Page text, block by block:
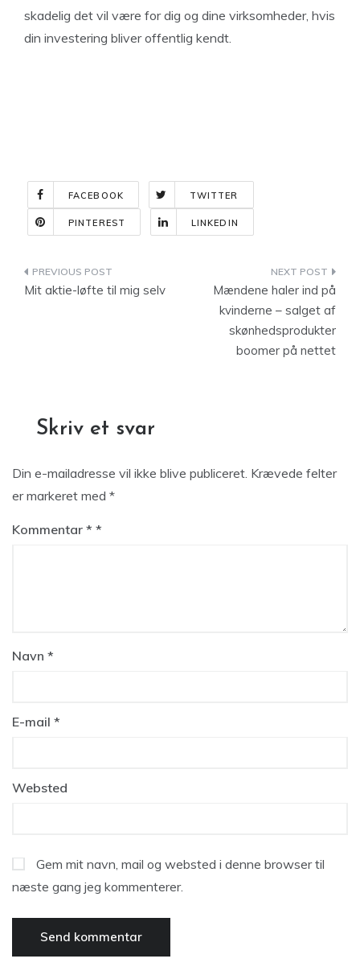
skadelig det vil være for dig og dine virksomheder, hvis
din investering bliver offentlig kendt.
FACEBOOK TWITTER
PINTEREST LINKEDIN
Indlægsnavigation
Mit aktie-løfte til mig selv
Mændene haler ind på
kvinderne – salget af
skønhedsprodukter
boomer på nettet
Skriv et svar
Din e-mailadresse vil ikke blive publiceret. Krævede felter
er markeret med *
Kommentar *
Navn *
E-mail *
Websted
Gem mit navn, mail og websted i denne browser til
næste gang jeg kommenterer.